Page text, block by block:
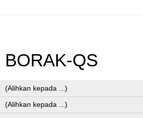
BORAK-QS